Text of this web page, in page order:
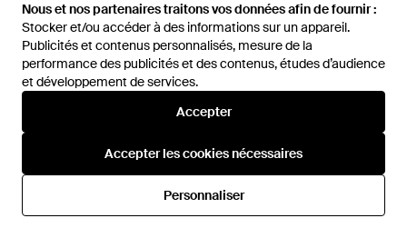
Nous et nos partenaires traitons vos données afin de fournir :
Stocker et/ou accéder à des informations sur un appareil.
Publicités et contenus personnalisés, mesure de la
performance des publicités et des contenus, études d’audience
et développement de services.
Accepter
Accepter les cookies nécessaires
Personnaliser
Nous et nos partenaires traitons vos données afin de fournir :
Stocker et/ou accéder à des informations sur un appareil.
Publicités et contenus personnalisés, mesure de la
performance des publicités et des contenus, études d’audience
et développement de services.
Accepter
Accepter les cookies nécessaires
Personnaliser
640 €
Baskets Basses En Cuir De
Veau À Monogramme Avec
RÉDUCTION
Philipp Plein
Veau Avec Imprimé Graphique
- Noir